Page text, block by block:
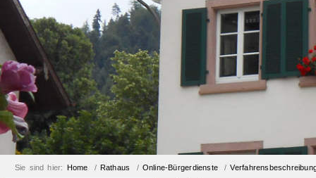
Sie sind hier: Home / Rathaus / Online-Bürgerdienste /